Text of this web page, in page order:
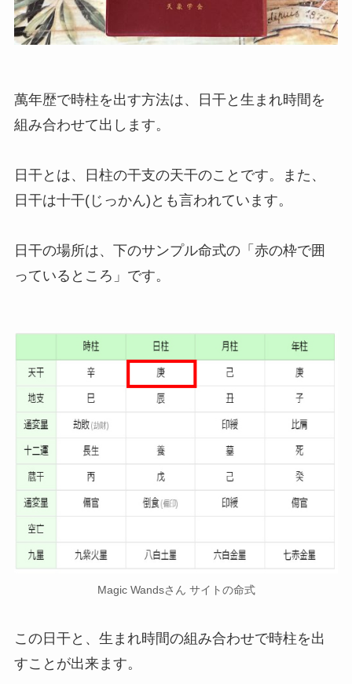
萬年歴で時柱を出す方法は、 日干と生まれ時間 を
組み合わせて出します。
日干とは、日柱の干支の天干のことです。また、
日干は十干(じっかん)とも言われています。
日干の場所は、下のサンプル命式の「赤の枠で囲
っているところ」です。
Magic Wandsさん サイトの命式
この日干と、生まれ時間の組み合わせで時柱を出
すことが出来ます。